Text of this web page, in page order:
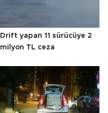
Drift yapan 11 sürücüye 2
milyon TL ceza